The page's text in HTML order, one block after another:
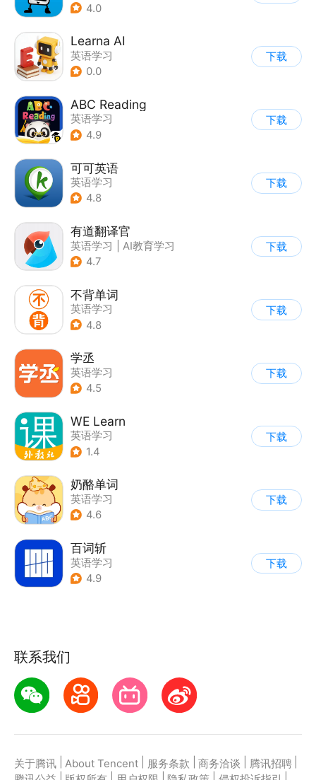
4.0
Learna AI
英语学习
0.0
下载
ABC Reading
英语学习
4.9
下载
可可英语
英语学习
4.8
下载
有道翻译官
英语学习
AI教育学习
4.7
下载
不背单词
英语学习
4.8
下载
学丞
英语学习
4.5
下载
WE Learn
英语学习
1.4
下载
奶酪单词
英语学习
4.6
下载
百词斩
英语学习
4.9
下载
联系我们
关于腾讯 About Tencent 服务条款 商务洽谈 腾讯招聘